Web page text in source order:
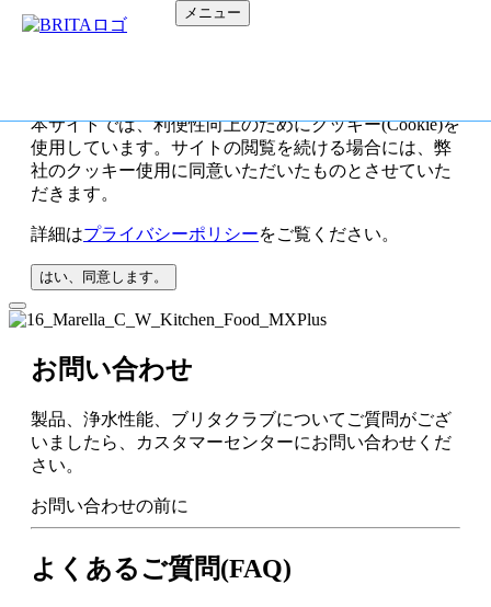
本サイトでは、利便性向上のためにクッキー(Cookie)を
使用しています。サイトの閲覧を続ける場合には、弊
社のクッキー使用に同意いただいたものとさせていた
だきます。
詳細はプライバシーポリシーをご覧ください。
はい、同意します。
メニュー
お問い合わせ
製品、浄水性能、ブリタクラブについてご質問がござ
いましたら、カスタマーセンターにお問い合わせくだ
さい。
お問い合わせの前に
よくあるご質問(FAQ)